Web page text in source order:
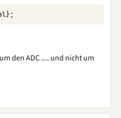
den ADC .... und nicht um